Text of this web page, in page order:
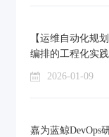
【运维自动化规
编排的工程化实践
2026-01-09
嘉为蓝鲸DevOps